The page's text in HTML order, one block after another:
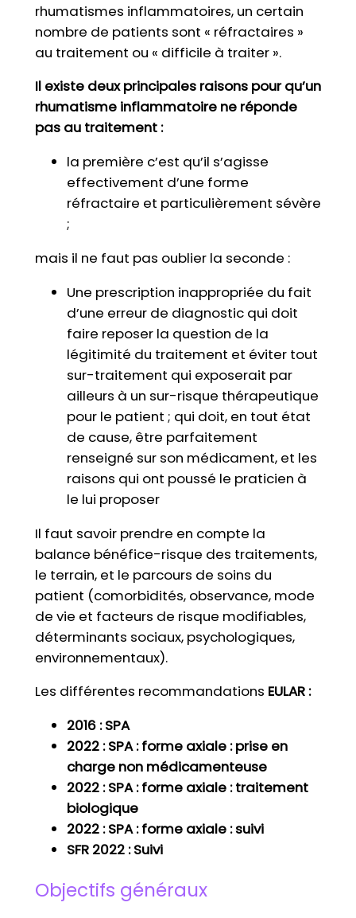
rhumatismes inflammatoires, un certain
nombre de patients sont « réfractaires »
au traitement ou « difficile à traiter ».
Il existe deux principales raisons pour qu’un
rhumatisme inflammatoire ne réponde
pas au traitement :
la première c’est qu’il s’agisse
effectivement d’une forme
réfractaire et particulièrement sévère
;
mais il ne faut pas oublier la seconde :
Une prescription inappropriée du fait
d’une erreur de diagnostic qui doit
faire reposer la question de la
légitimité du traitement et éviter tout
sur-traitement qui exposerait par
ailleurs à un sur-risque thérapeutique
pour le patient ; qui doit, en tout état
de cause, être parfaitement
renseigné sur son médicament, et les
raisons qui ont poussé le praticien à
le lui proposer
Il faut savoir prendre en compte la
balance bénéfice-risque des traitements,
le terrain, et le parcours de soins du
patient (comorbidités, observance, mode
de vie et facteurs de risque modifiables,
déterminants sociaux, psychologiques,
environnementaux).
Les différentes recommandations EULAR :
2016 : SPA
2022 : SPA : forme axiale : prise en
charge non médicamenteuse
2022 : SPA : forme axiale : traitement
biologique
2022 : SPA : forme axiale : suivi
SFR 2022 : Suivi
Objectifs généraux